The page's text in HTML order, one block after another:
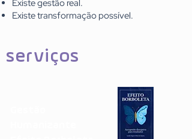
Existe gestão real.
Existe transformação possível.
serviços